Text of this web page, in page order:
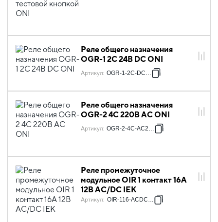
Реле общего назначения
OGR-1 2C 24В DC ONI
Артикул: OGR-1-2C-DC24V
Реле общего назначения
OGR-2 4C 220В AC ONI
Артикул: OGR-2-4C-AC220V
Реле промежуточное
модульное OIR 1 контакт 16А
12В AC/DC IEK
Артикул: OIR-116-ACDC12V